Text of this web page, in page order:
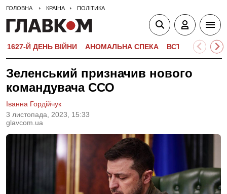
ГОЛОВНА КРАЇНА ПОЛІТИКА
1627-Й ДЕНЬ ВІЙНИ АНОМАЛЬНА СПЕКА ВСТУПНА
Зеленський призначив нового
командувача ССО
3 листопада, 2023, 15:33
glavcom.ua
Іванна Гордійчук